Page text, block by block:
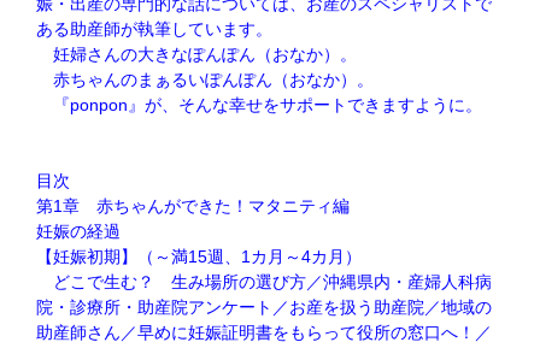
娠・出産の専門的な話については、お産のスペシャリストで
ある助産師が執筆しています。
妊婦さんの大きなぽんぽん（おなか）。
赤ちゃんのまぁるいぽんぽん（おなか）。
『ponpon』が、そんな幸せをサポートできますように。
目次
第1章 赤ちゃんができた！マタニティ編
妊娠の経過
【妊娠初期】（～満15週、1カ月～4カ月）
どこで生む？ 生み場所の選び方／沖縄県内・産婦人科病
院・診療所・助産院アンケート／お産を扱う助産院／地域の
助産師さん／早めに妊娠証明書をもらって役所の窓口へ！／